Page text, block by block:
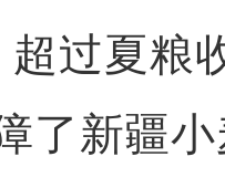
过夏粮
了新疆